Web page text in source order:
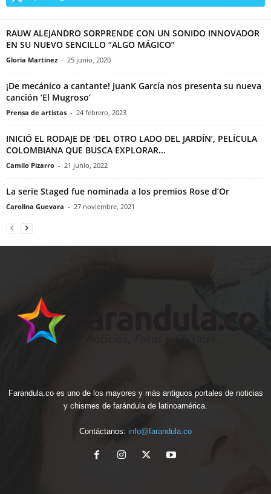
RAUW ALEJANDRO SORPRENDE CON UN SONIDO INNOVADOR
EN SU NUEVO SENCILLO “ALGO MÁGICO”
Gloria Martinez - 25 junio, 2020
¡De mecánico a cantante! JuanK García nos presenta su nueva
canción ‘El Mugroso’
Prensa de artistas - 24 febrero, 2023
INICIÓ EL RODAJE DE ‘DEL OTRO LADO DEL JARDÍN’, PELÍCULA
COLOMBIANA QUE BUSCA EXPLORAR...
Camilo Pizarro - 21 junio, 2022
La serie Staged fue nominada a los premios Rose d’Or
Carolina Guevara - 27 noviembre, 2021
Farandula.co es uno de los mayores y más antiguos portales de noticias
y chismes de farándula de latinoamérica.
Contáctanos: info@farandula.co